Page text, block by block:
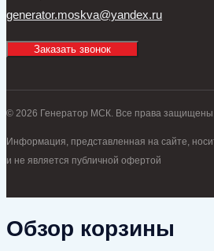
generator.moskva@yandex.ru
Заказать звонок
© 2026 Генератор МСК. Все права защищены.
Информация, представленная на сайте,
и не является публичной офертой
Обзор корзины